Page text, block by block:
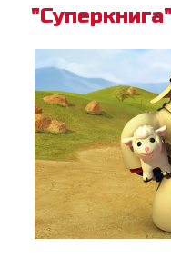
"Суперкнига"